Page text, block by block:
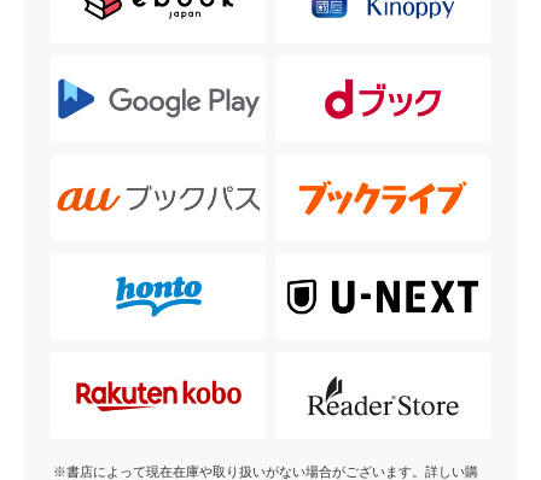
※書店によって現在在庫や取り扱いがない場合がございます。詳しい購